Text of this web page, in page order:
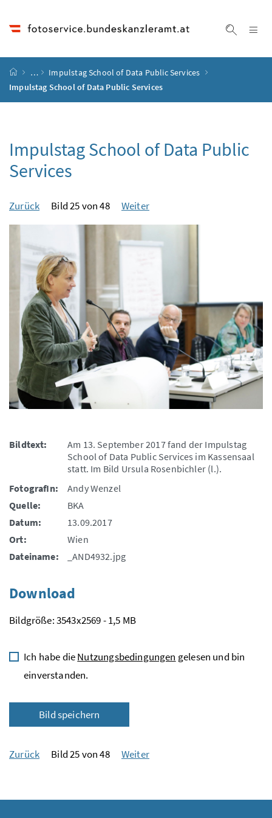
Startseite
…
Impulstag School of Data Public Services
Impulstag School of Data Public Services
Impulstag School of Data Public
Services
Zurück Bild 25 von 48 Weiter
Bildtext:
Am 13. September 2017 fand der Impulstag
School of Data Public Services im Kassensaal
statt. Im Bild Ursula Rosenbichler (l.).
FotografIn:
Andy Wenzel
Quelle:
BKA
Datum:
13.09.2017
Ort:
Wien
Dateiname:
_AND4932.jpg
Download
Bildgröße: 3543x2569 - 1,5 MB
Ich habe dieNutzungsbedingungen gelesen und bin
einverstanden.
Bild speichern
Zurück Bild 25 von 48 Weiter